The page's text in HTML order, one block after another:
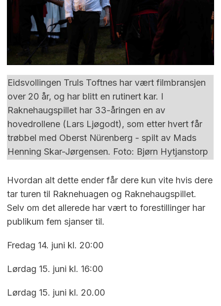
Eidsvollingen Truls Toftnes har vært filmbransjen
over 20 år, og har blitt en rutinert kar. I
Raknehaugspillet har 33-åringen en av
hovedrollene (Lars Ljøgodt), som etter hvert får
trøbbel med Oberst Nürenberg - spilt av Mads
Henning Skar-Jørgensen. Foto: Bjørn Hytjanstorp
Hvordan alt dette ender får dere kun vite hvis dere
tar turen til Raknehuagen og Raknehaugspillet.
Selv om det allerede har vært to forestillinger har
publikum fem sjanser til.
Fredag 14. juni kl. 20:00
Lørdag 15. juni kl. 16:00
Lørdag 15. juni kl. 20.00